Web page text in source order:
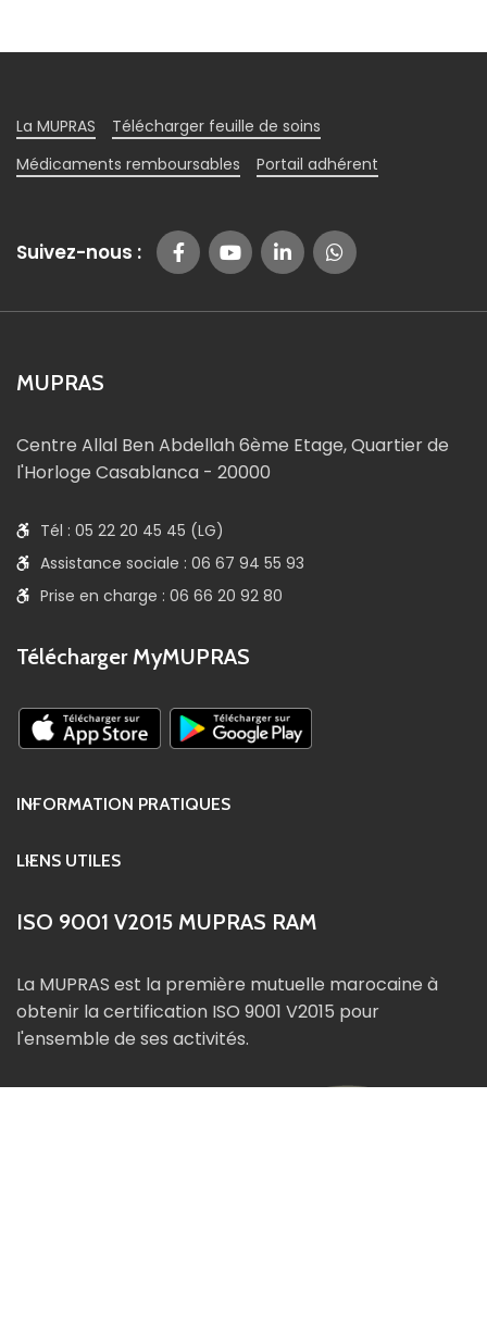
La MUPRAS
Télécharger feuille de soins
Médicaments remboursables
Portail adhérent
Suivez-nous :
MUPRAS
Centre Allal Ben Abdellah 6ème Etage, Quartier de
l'Horloge Casablanca - 20000
Tél : 05 22 20 45 45 (LG)
Assistance sociale : 06 67 94 55 93
Prise en charge : 06 66 20 92 80
Télécharger MyMUPRAS
INFORMATION PRATIQUES
LIENS UTILES
ISO 9001 V2015 MUPRAS RAM
La MUPRAS est la première mutuelle marocaine à
obtenir la certification ISO 9001 V2015 pour
l'ensemble de ses activités.